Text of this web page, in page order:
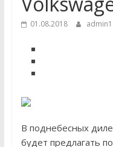
01.08.2018 admin1
В поднебесных
будет предлагать по